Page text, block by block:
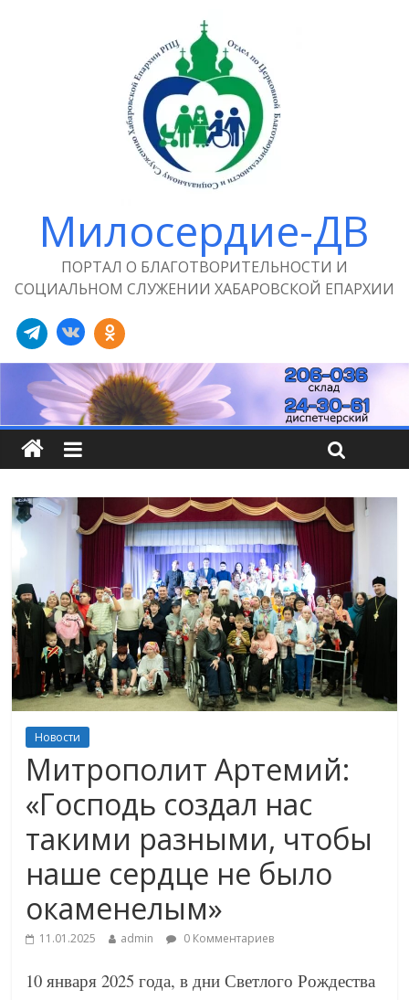
Милосердие-ДВ
ПОРТАЛ О БЛАГОТВОРИТЕЛЬНОСТИ И
СОЦИАЛЬНОМ СЛУЖЕНИИ ХАБАРОВСКОЙ ЕПАРХИИ
Новости
Митрополит Артемий:
«Господь создал нас
такими разными, чтобы
наше сердце не было
окаменелым»
11.01.2025 admin 0 Комментариев
10 января 2025 года, в дни Светлого Рождества